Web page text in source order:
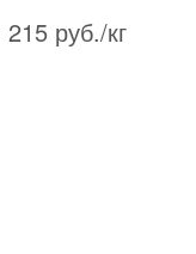
215 руб./кг